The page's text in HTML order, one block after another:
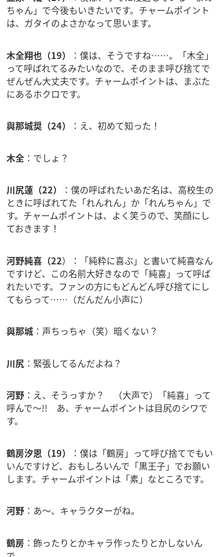
ちゃん」で今後もいきたいです。チャームポイント
は、ガタイのよさかなって思います。
木全翔也（19）
：僕は、そうですね……。「木全」
って呼ばれてるみたいなので、そのまま呼び捨てで
ぜんぜん大丈夫です。チャームポイントは、まぶた
にあるホクロです。
與那城奨（24） ：え、初めて知った！
木全 ：でしょ？
川尻蓮（22）
：僕の呼ばれたいあだ名は、高校生の
ときに呼ばれてた「れんれん」か「れんちゃん」で
す。チャームポイントは、よく笑うので、笑顔にし
ておきます！
河野純喜（22）：「純粋に喜ぶ」と書いて純喜なん
ですけど、この名前大好きなので「純喜」って呼ば
れたいです。ファンの方にもどんどん呼び捨てにし
てもらって……（だんだん小声に）
與那城 ：声ちっちゃ（笑）暗くない？
川尻 ：緊張してるんだよね？
河野 ：え、そうっすか？ （大声で）「純喜」って
呼んで〜!! あ、チャームポイントは目尻のシワで
す。
鶴房汐恩（19）
：僕は「鶴房」って呼び捨てでもい
いんですけど、おもしろいんで「黒王子」でお願い
します。チャームポイントは「素」なところです。
河野 ：あ〜、キャラクターがね。
鶴房 ：飾ったりとかキャラ作ったりとかしないん